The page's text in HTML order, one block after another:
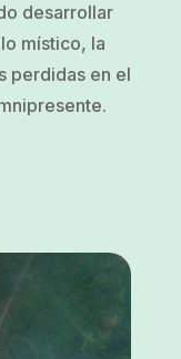
desarrollar
místico, la
perdidas en el